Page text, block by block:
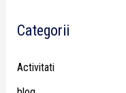
Categorii
Activitati